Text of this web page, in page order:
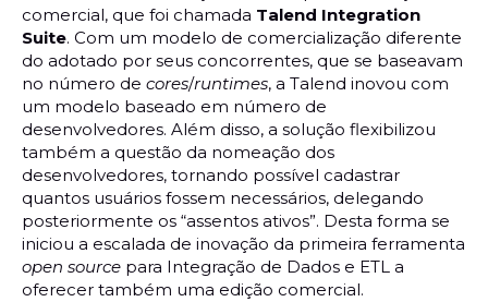
comercial, que foi chamada Talend Integration
Suite. Com um modelo de comercialização diferente
do adotado por seus concorrentes, que se baseavam
no número de cores/runtimes, a Talend inovou com
um modelo baseado em número de
desenvolvedores. Além disso, a solução flexibilizou
também a questão da nomeação dos
desenvolvedores, tornando possível cadastrar
quantos usuários fossem necessários, delegando
posteriormente os “assentos ativos”. Desta forma se
iniciou a escalada de inovação da primeira ferramenta
open source para Integração de Dados e ETL a
oferecer também uma edição comercial.